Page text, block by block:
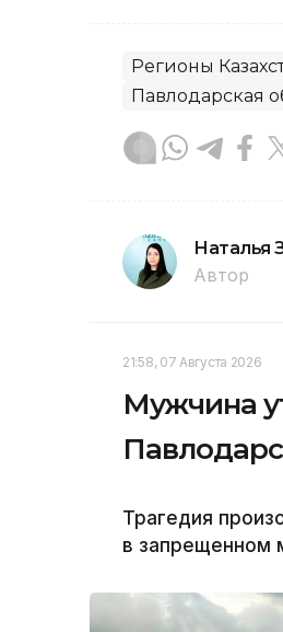
Регионы
Павлодарская
Наталья
Автор
21:58, 07 Августа 2026
Мужчина
Трагедия
в запрещенном